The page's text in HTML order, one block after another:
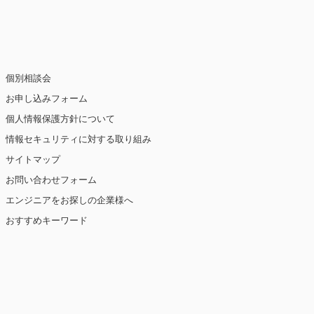
覧情報などをもとにユーザーの興味・関
用しています（ただし、個人を特定・識
講じます。
個別相談会
お申し込みフォーム
個人情報保護方針について
情報セキュリティに対する取り組み
サイトマップ
お問い合わせフォーム
エンジニアをお探しの企業様へ
おすすめキーワード